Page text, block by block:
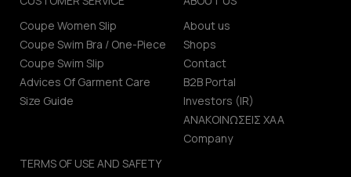
Coupe Women Slip
Coupe Swim Bra / One-Piece
Coupe Swim Slip
Advices Of Garment Care
Size Guide
About us
Shops
Contact
B2B Portal
Investors (IR)
ΑΝΑΚΟΙΝΩΣΕΙΣ ΧΑΑ
Company
TERMS OF USE AND SAFETY